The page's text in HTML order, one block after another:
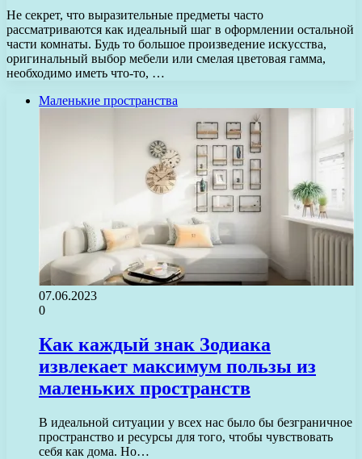
Не секрет, что выразительные предметы часто
рассматриваются как идеальный шаг в оформлении остальной
части комнаты. Будь то большое произведение искусства,
оригинальный выбор мебели или смелая цветовая гамма,
необходимо иметь что-то, …
Маленькие пространства
07.06.2023
0
Как каждый знак Зодиака
извлекает максимум пользы из
маленьких пространств
В идеальной ситуации у всех нас было бы безграничное
пространство и ресурсы для того, чтобы чувствовать
себя как дома. Но…